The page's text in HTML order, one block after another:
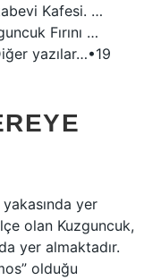
Kafesi. …
Fırını …
yazılar…•19
yer
olan Kuzguncuk,
yer almaktadır.
olduğu